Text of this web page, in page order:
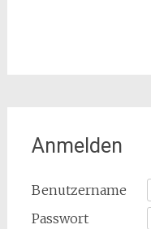
Anmelden
Benutzername
Passwort